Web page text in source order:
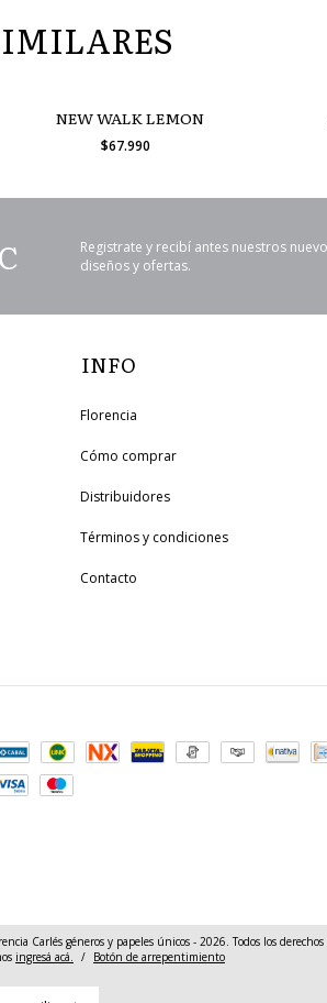
NEW WALK LEMON
$67.990
Registrate y recibí antes nuestros
diseños y ofertas.
INFO
Florencia
Cómo comprar
Distribuidores
Términos y condiciones
Contacto
y desarrollo web
Carlés géneros y papeles únicos - 2026. Todos los derechos
ingresá acá. / Botón de arrepentimiento